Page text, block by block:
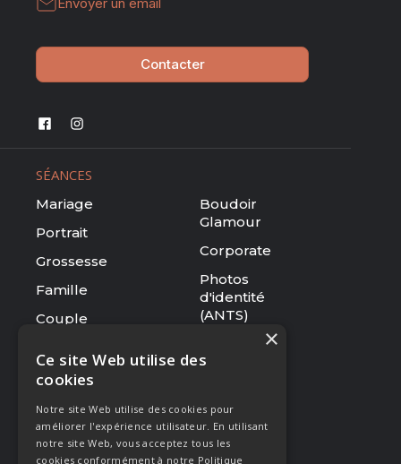
Contacter
SÉANCES
Mariage
Portrait
Grossesse
Famille
Couple
Boudoir
Glamour
Corporate
Photos
d'identité
(ANTS)
RESSOURCES
Le studio
Galerie
Ce site Web utilise des
cookies
Notre site Web utilise des cookies pour
améliorer l'expérience utilisateur. En utilisant
notre site Web, vous acceptez tous les
cookies conformément à notre Politique
×